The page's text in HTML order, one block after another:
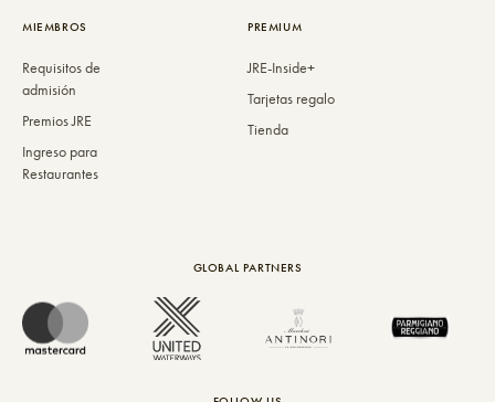
MIEMBROS
Requisitos de
admisión
Premios JRE
Ingreso para
Restaurantes
PREMIUM
JRE-Inside+
Tarjetas regalo
Tienda
GLOBAL PARTNERS